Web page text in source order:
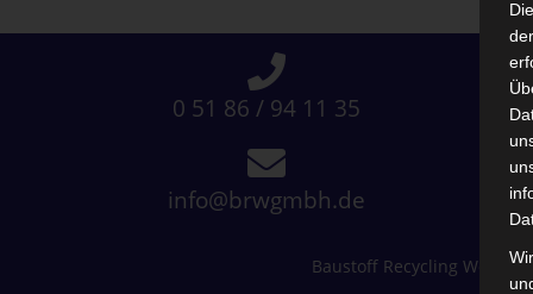
0 51 86 / 94 11 35
info@brwgmbh.de
Baustoff Recycling